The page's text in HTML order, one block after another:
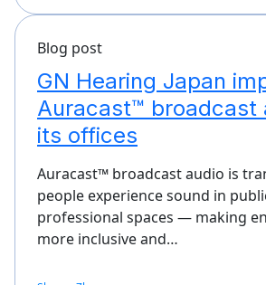
Blog post
GN Hearing Japan
Auracast™ broadcast
its offices
Auracast™ broadcast audio is
people experience sound in
professional spaces — making
more inclusive and…